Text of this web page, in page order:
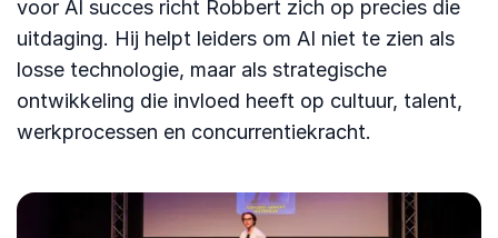
voor AI succes richt Robbert zich op precies die
uitdaging. Hij helpt leiders om AI niet te zien als
losse technologie, maar als strategische
ontwikkeling die invloed heeft op cultuur, talent,
werkprocessen en concurrentiekracht.